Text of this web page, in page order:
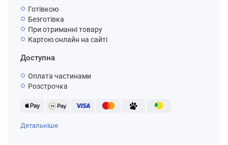
Готівкою
Безготівка
При отриманні товару
Картою онлайн на сайті
Доступна
Оплата частинами
Розстрочка
Детальніше